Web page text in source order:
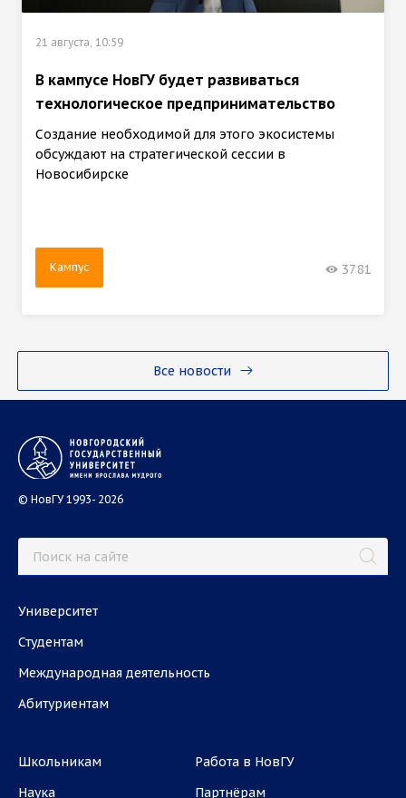
Все новости
21 августа, 10:59
В кампусе НовГУ будет развиваться
технологическое предпринимательство
Создание необходимой для этого экосистемы
обсуждают на стратегической сессии в
Новосибирске
Кампус 3781
© НовГУ 1993- 2026
Университет
Студентам
Международная деятельность
Абитуриентам
Школьникам
Наука
Работа в НовГУ
Партнёрам